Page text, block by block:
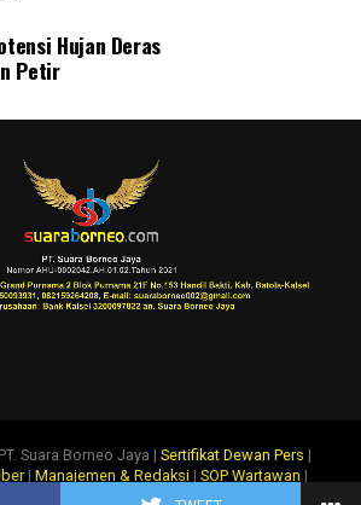
Hujan Deras
Petir
Suara Borneo Jaya |Sertifikat Dewan Pers |
|Manajemen & Redaksi |SOP Wartawan |
Tentang Kami|Info Iklan